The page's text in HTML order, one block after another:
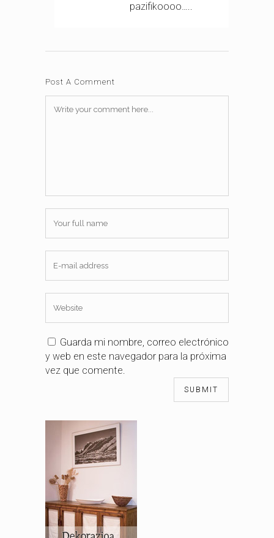
pazifikoooo…..
Post A Comment
Guarda mi nombre, correo electrónico
y web en este navegador para la próxima
vez que comente.